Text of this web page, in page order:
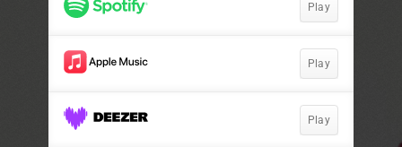
Play
Play
Play